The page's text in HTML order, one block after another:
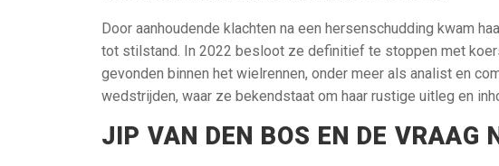
Door aanhoudende klachten na een hersenschudding kwam
tot stilstand. In 2022 besloot ze definitief te stoppen met
gevonden binnen het wielrennen, onder meer als analist en
wedstrijden, waar ze bekendstaat om haar rustige uitleg en
JIP VAN DEN BOS EN DE VRAAG